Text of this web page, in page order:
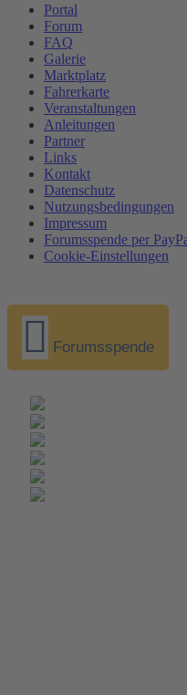
Portal
Forum
FAQ
Galerie
Marktplatz
Fahrerkarte
Veranstaltungen
Anleitungen
Partner
Links
Kontakt
Datenschutz
Nutzungsbedingungen
Impressum
Forumsspende per
Cookie-Einstellungen
Forumsspende